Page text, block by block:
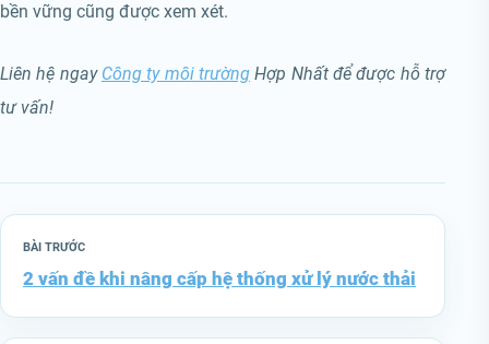
bền vững cũng được xem xét.
Liên hệ ngay Công ty môi trường Hợp Nhất để được hỗ trợ
tư vấn!
BÀI TRƯỚC
2 vấn đề khi nâng cấp hệ thống xử lý nước thải